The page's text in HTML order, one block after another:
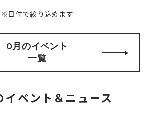
※日付で絞り込めます
0月のイベント
一覧
イベント＆ニュース